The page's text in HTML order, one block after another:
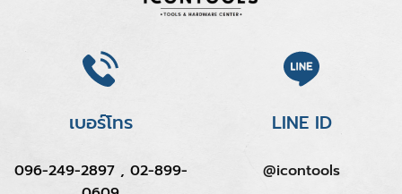
เบอร์โทร
096-249-2897 , 02-899-
LINE ID
@icontools